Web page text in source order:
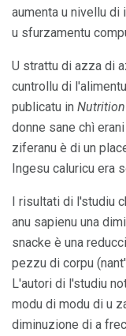
aumenta u nivellu di
u sfurzamentu
U strattu di azza di
cuntrollu di
publicatu in Nutrition
donne sane chì
ziferanu è di un
Ingesu caluricu era
I risultati di l'studiu
anu sapienu una
snacke è una
pezzu di corpu
L'autori di l'studiu
modu di modu di u
diminuzione di a